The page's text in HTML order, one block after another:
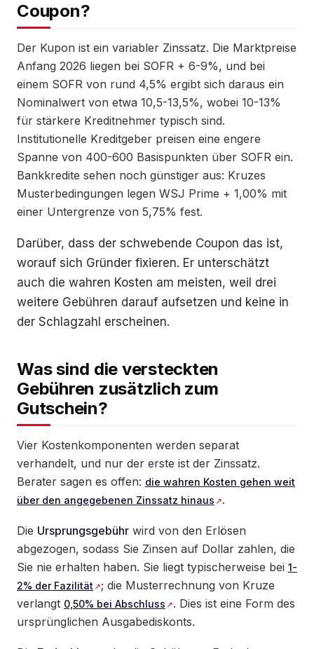
Coupon?
Der Kupon ist ein variabler Zinssatz. Die Marktpreise
Anfang 2026 liegen bei SOFR + 6-9%, und bei
einem SOFR von rund 4,5% ergibt sich daraus ein
Nominalwert von etwa 10,5-13,5%, wobei 10-13%
für stärkere Kreditnehmer typisch sind.
Institutionelle Kreditgeber preisen eine engere
Spanne von 400-600 Basispunkten über SOFR ein.
Bankkredite sehen noch günstiger aus: Kruzes
Musterbedingungen legen WSJ Prime + 1,00% mit
einer Untergrenze von 5,75% fest.
Darüber, dass der schwebende Coupon das ist,
worauf sich Gründer fixieren. Er unterschätzt
auch die wahren Kosten am meisten, weil drei
weitere Gebühren darauf aufsetzen und keine in
der Schlagzahl erscheinen.
Was sind die versteckten
Gebühren zusätzlich zum
Gutschein?
Vier Kostenkomponenten werden separat
verhandelt, und nur der erste ist der Zinssatz.
Berater sagen es offen: die wahren Kosten gehen weit
über den angegebenen Zinssatz hinaus
.
Die Ursprungsgebühr wird von den Erlösen
abgezogen, sodass Sie Zinsen auf Dollar zahlen, die
Sie nie erhalten haben. Sie liegt typischerweise bei 1-
2% der Fazilität
; die Musterrechnung von Kruze
verlangt 0,50% bei Abschluss
. Dies ist eine Form des
ursprünglichen Ausgabediskonts.